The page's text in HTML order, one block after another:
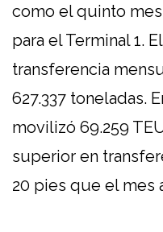
como el quinto
para el Terminal 1.
transferencia
627.337 toneladas.
movilizó 69.259
superior en
20 pies que el mes